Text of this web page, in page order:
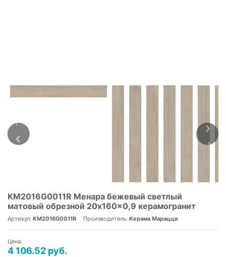
KM2016G0011R Менара бежевый светлый
матовый обрезной 20x160x0,9 керамогранит
Артикул: KM2016G0011R Производитель: Керама Марацци
Цена:
4 106.52 руб.